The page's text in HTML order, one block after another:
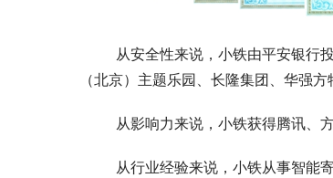
（北京）主题乐园、长隆集团、华强
从影响力来说，小铁获得腾讯、